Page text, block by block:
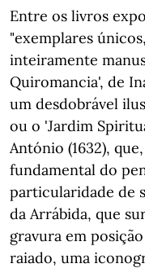
Entre os livros
"exemplares
inteiramente
Quiromancia', de
um desdobrável
ou o 'Jardim
António (1632),
fundamental do
particularidade de
da Arrábida, que
gravura em
raiado, uma